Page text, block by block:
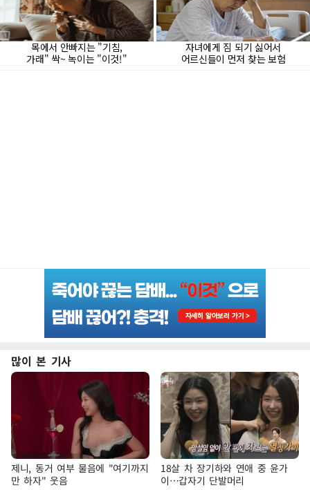
많이 본 기사
제니, 동거 여부 물음에 "여기까지
만 하자" 웃음
18살 차 장기하와 연애 중 윤가
이…갑자기 단발머리